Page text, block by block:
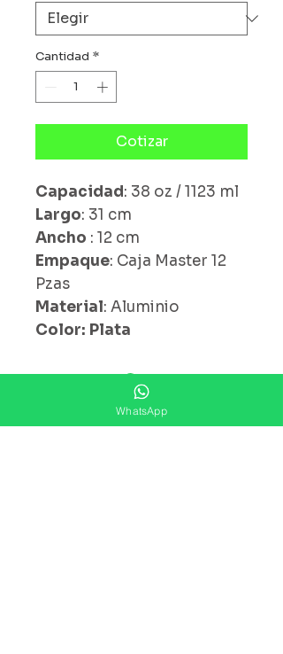
Cantidad *
Cotizar
Capacidad: 38 oz / 1123 ml
Largo: 31 cm
Ancho : 12 cm
Empaque: Caja Master 12
Pzas
Material: Aluminio
Color: Plata
¿ Ya Nos Sigues ?
WhatsApp